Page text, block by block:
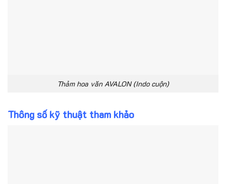
Thảm hoa văn AVALON (Indo cuộn)
Thông số kỹ thuật tham khảo